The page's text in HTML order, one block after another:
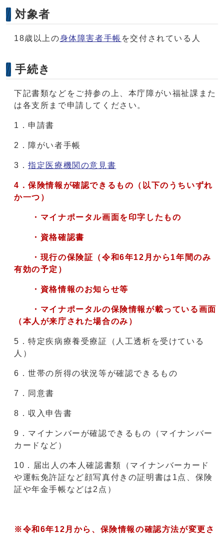
対象者
18歳以上の身体障害者手帳 を交付されている人
手続き
下記書類などをご持参の上、本庁障がい福祉課また
は各支所まで申請してください。
1．申請書
2．障がい者手帳
3．指定医療機関の意見書
4．保険情報が確認できるもの（以下のうちいずれ
か一つ）
・マイナポータル画面を印字したもの
・資格確認書
・現行の保険証（令和6年12月から1年間のみ
有効の予定）
・資格情報のお知らせ等
・マイナポータルの保険情報が載っている画面
（本人が来庁された場合のみ）
5．特定疾病療養受療証（人工透析を受けている
人）
6．世帯の所得の状況等が確認できるもの
7．同意書
8．収入申告書
9．マイナンバーが確認できるもの（マイナンバー
カードなど）
10．届出人の本人確認書類（マイナンバーカード
や運転免許証など顔写真付きの証明書は1点、保険
証や年金手帳などは2点）
※令和6年12月から、保険情報の確認方法が変更さ